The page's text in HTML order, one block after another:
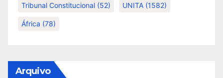
Tribunal Constitucional (52) UNITA (1582)
África (78)
Arquivo